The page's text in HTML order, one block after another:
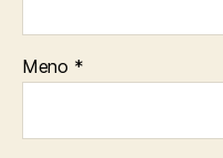
Meno *